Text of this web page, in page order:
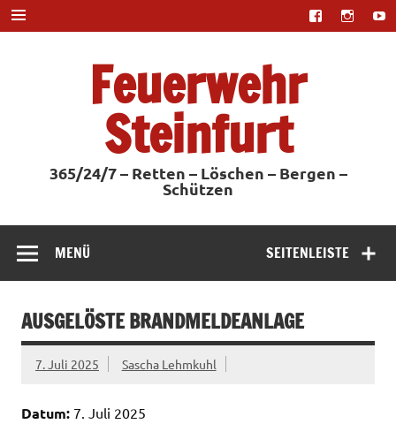
Zum
Inhalt
springen
Feuerwehr
Steinfurt
365/24/7 – Retten – Löschen – Bergen –
Schützen
SEITENLEISTE
MENÜ
AUSGELÖSTE BRANDMELDEANLAGE
7. Juli 2025 Sascha Lehmkuhl
Datum: 7. Juli 2025